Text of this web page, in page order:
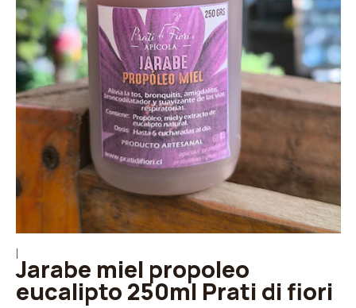
Jarabe miel propoleo
eucalipto 250ml Prati di fiori